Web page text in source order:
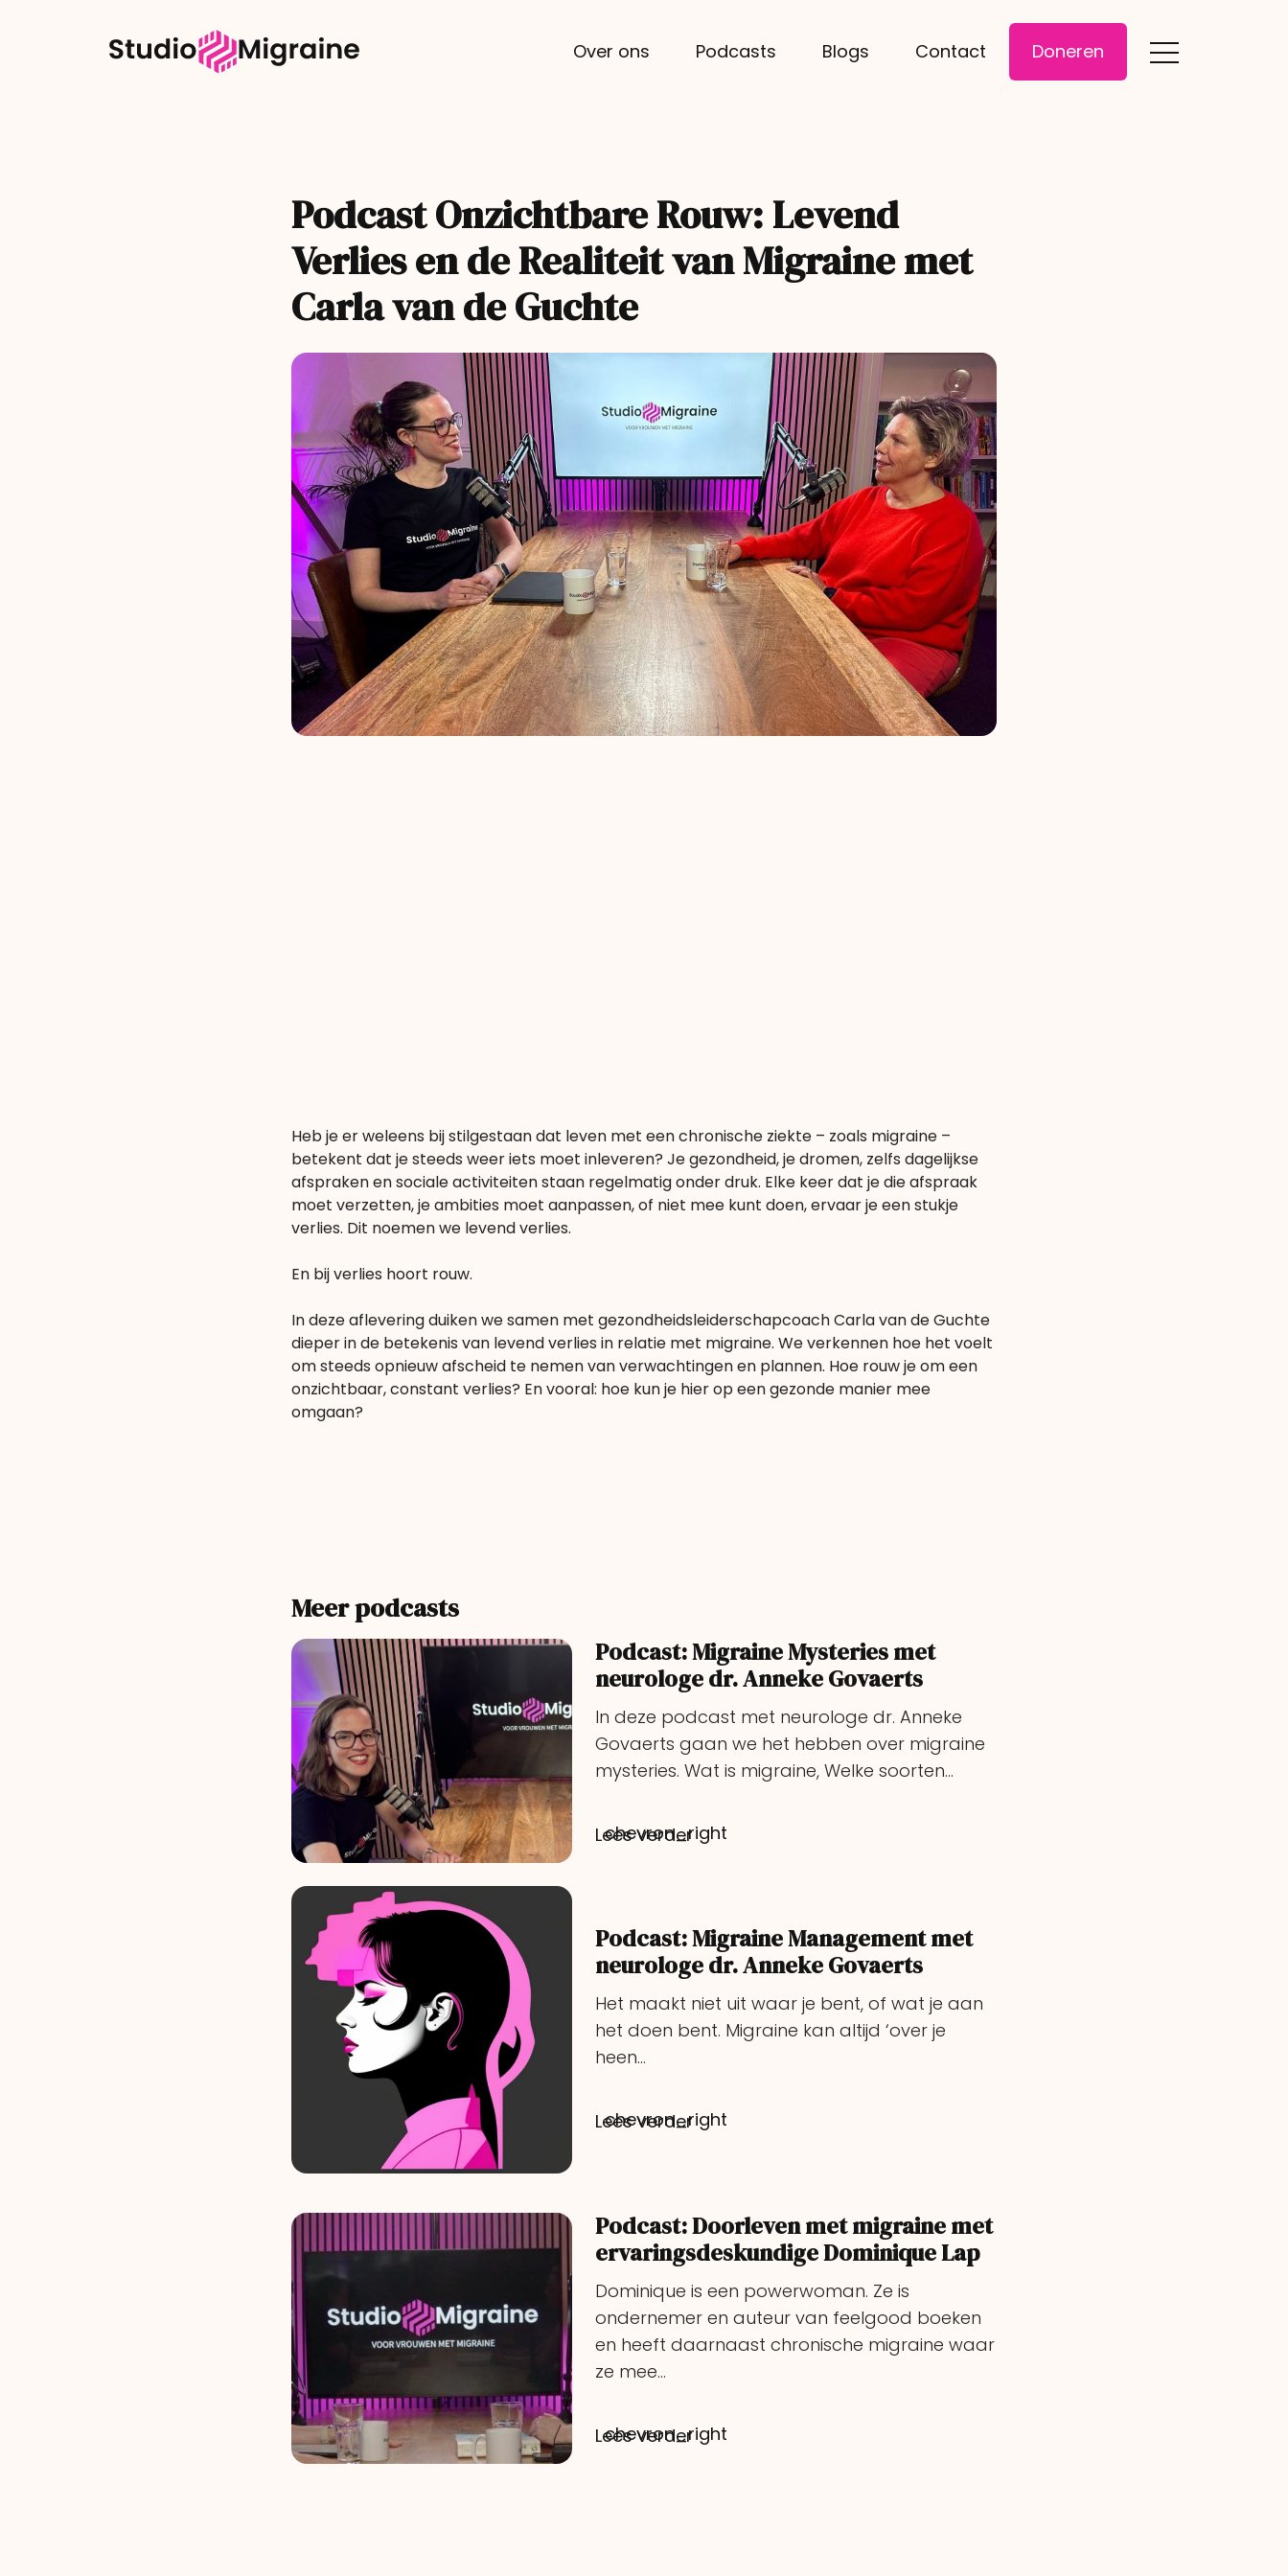
Over ons Podcasts Blogs Contact Doneren
Podcast Onzichtbare Rouw: Levend
Verlies en de Realiteit van Migraine met
Carla van de Guchte
Heb je er weleens bij stilgestaan dat leven met een chronische ziekte – zoals migraine –
betekent dat je steeds weer iets moet inleveren? Je gezondheid, je dromen, zelfs dagelijkse
afspraken en sociale activiteiten staan regelmatig onder druk. Elke keer dat je die afspraak
moet verzetten, je ambities moet aanpassen, of niet mee kunt doen, ervaar je een stukje
verlies. Dit noemen we levend verlies.
En bij verlies hoort rouw.
In deze aflevering duiken we samen met gezondheidsleiderschapcoach Carla van de Guchte
dieper in de betekenis van levend verlies in relatie met migraine. We verkennen hoe het voelt
om steeds opnieuw afscheid te nemen van verwachtingen en plannen. Hoe rouw je om een
onzichtbaar, constant verlies? En vooral: hoe kun je hier op een gezonde manier mee
omgaan?
Meer podcasts
Podcast: Migraine Mysteries met
neurologe dr. Anneke Govaerts
In deze podcast met neurologe dr. Anneke
Govaerts gaan we het hebben over migraine
mysteries. Wat is migraine, Welke soorten…
Lees verder
chevron_right
Podcast: Migraine Management met
neurologe dr. Anneke Govaerts
Het maakt niet uit waar je bent, of wat je aan
het doen bent. Migraine kan altijd ‘over je
heen…
Lees verder
chevron_right
Podcast: Doorleven met migraine met
ervaringsdeskundige Dominique Lap
Dominique is een powerwoman. Ze is
ondernemer en auteur van feelgood boeken
en heeft daarnaast chronische migraine waar
ze mee…
Lees verder
chevron_right